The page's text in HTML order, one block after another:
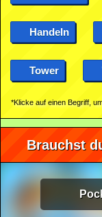
Handeln
Tower
*Klicke auf einen Begriff,
Brauchst